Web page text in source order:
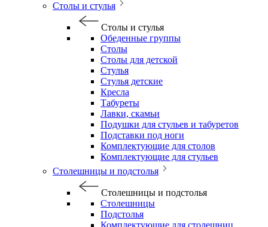
Столы и стулья
Столы и стулья
Обеденные группы
Столы
Столы для детской
Стулья
Стулья детские
Кресла
Табуреты
Лавки, скамьи
Подушки для стульев и табуретов
Подставки под ноги
Комплектующие для столов
Комплектующие для стульев
Столешницы и подстолья
Столешницы и подстолья
Столешницы
Подстолья
Комплектующие для столешниц